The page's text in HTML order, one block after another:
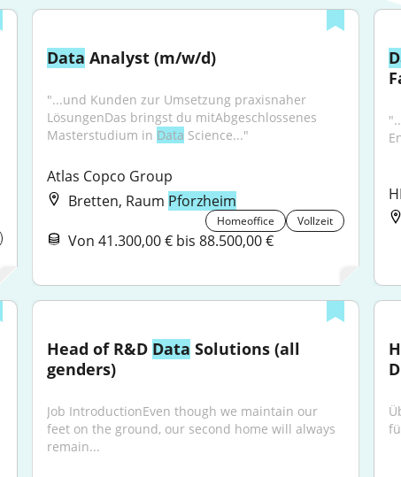
Data Analyst (m/w/d)
"...und Kunden zur Umsetzung praxisnaher
LösungenDas bringst du mitAbgeschlossenes
Masterstudium in Data Science..."
Atlas Copco Group
Bretten, Raum Pforzheim
Homeoffice Vollzeit
Von 41.300,00 € bis 88.500,00 €
Head of R&D Data Solutions (all
genders)
Job IntroductionEven though we maintain our
feet on the ground, our second home will always
remain...